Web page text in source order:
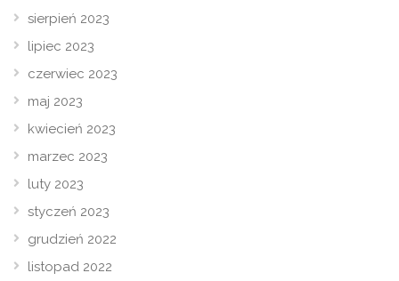
sierpień 2023
lipiec 2023
czerwiec 2023
maj 2023
kwiecień 2023
marzec 2023
luty 2023
styczeń 2023
grudzień 2022
listopad 2022